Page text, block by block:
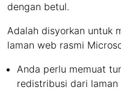
dengan betul.
Adalah disyorkan untuk
laman web rasmi
Anda perlu memuat
redistribusi dari